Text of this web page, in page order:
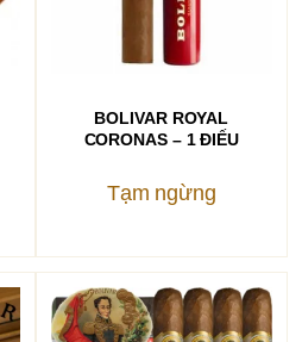
BOLIVAR ROYAL
CORONAS – 1 ĐIẾU
Tạm ngừng